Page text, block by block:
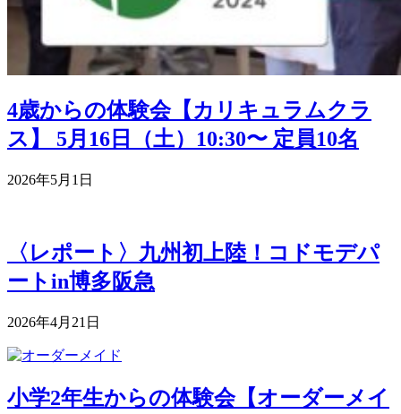
4歳からの体験会【カリキュラムクラ
ス】 5月16日（土）10:30〜 定員10名
2026年5月1日
〈レポート〉九州初上陸！コドモデパ
ートin博多阪急
2026年4月21日
小学2年生からの体験会【オーダーメイ